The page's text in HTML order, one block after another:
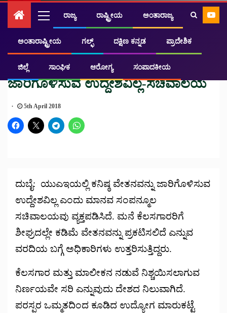
ರಾಜ್ಯ ರಾಷ್ಟ್ರೀಯ ಅಂತಾರಾಜ್ಯ
ಅಂತಾರಾಷ್ಟ್ರೀಯ ಗಲ್ಫ್ ದಕ್ಷಿಣ ಕನ್ನಡ ಪ್ರಾದೇಶಿಕ
ಜಿಲ್ಲೆ ಸಾಂಘಿಕ ಆರೋಗ್ಯ ಸಂಪಾದಕೀಯ
ಯುಎಇ: ಕನಿಷ್ಠ ವೇತನವನ್ನು
ಜಾರಿಗೊಳಿಸುವ ಉದ್ದೇಶವಿಲ್ಲ-ಸಚಿವಾಲಯ
5th April 2018
ದುಬೈ: ಯುಎಇಯಲ್ಲಿ ಕನಿಷ್ಠ ವೇತನವನ್ನು ಜಾರಿಗೊಳಿಸುವ
ಉದ್ದೇಶವಿಲ್ಲ ಎಂದು ಮಾನವ ಸಂಪನ್ಮೂಲ
ಸಚಿವಾಲಯವು ವ್ಯಕ್ತಪಡಿಸಿದೆ. ಮನೆ ಕೆಲಸಗಾರರಿಗೆ
ಶೀಘ್ರದಲ್ಲೇ ಕಡಿಮೆ ವೇತನವನ್ನು ಪ್ರಕಟಿಸಲಿದೆ ಎನ್ನುವ
ವರದಿಯ ಬಗ್ಗೆ ಅಧಿಕಾರಿಗಳು ಉತ್ತರಿಸುತ್ತಿದ್ದರು.
ಕೆಲಸಗಾರ ಮತ್ತು ಮಾಲೀಕನ ನಡುವೆ ನಿಶ್ಚಯಿಸಲಾಗುವ
ನಿರ್ಣಯವೇ ಸರಿ ಎನ್ನುವುದು ದೇಶದ ನಿಲುವಾಗಿದೆ.
ಪರಸ್ಪರ ಒಮ್ಮತದಿಂದ ಕೂಡಿದ ಉದ್ಯೋಗ ಮಾರುಕಟ್ಟೆ